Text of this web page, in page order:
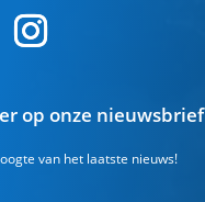
op onze nieuwsbrief
van het laatste nieuws!